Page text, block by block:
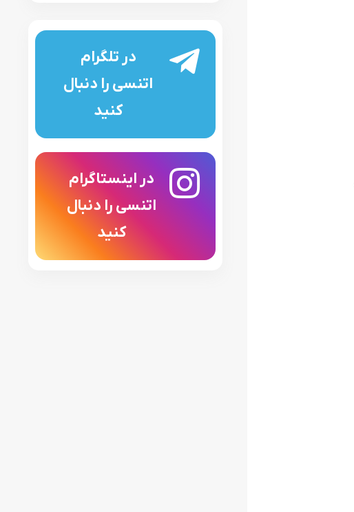
در تلگرام
اتنسی را دنبال
کنید
در اینستاگرام
اتنسی را دنبال
کنید